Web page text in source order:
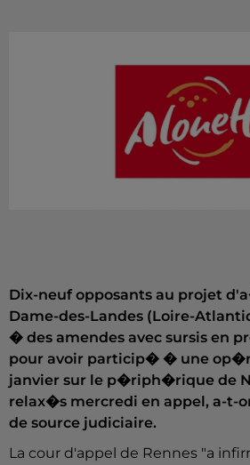
Dix-neuf opposants au projet
Dame-des-Landes (Loire-
� des amendes avec sursis en
pour avoir particip� � une
janvier sur le p�riph�rique de
relax�s mercredi en appel, a-t-
de source judiciaire.
La cour d'appel de Rennes "a